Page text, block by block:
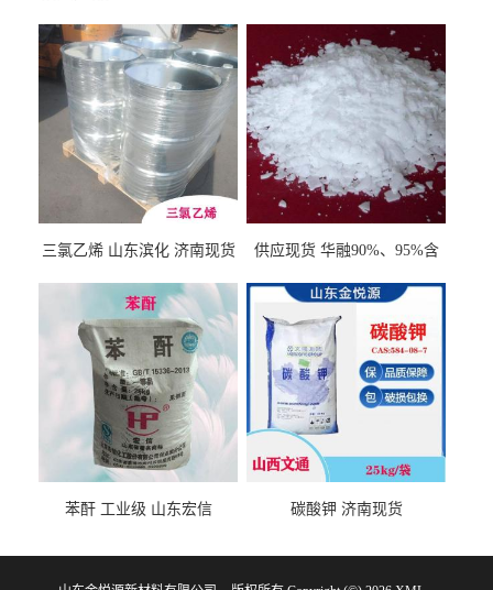
三氯乙烯 山东滨化 济南现货
供应现货 华融90%、95%含
苯酐 工业级 山东宏信 碳酸钾 济南现货